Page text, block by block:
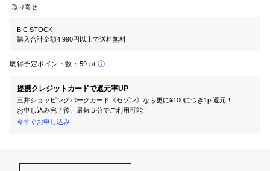
取り寄せ
B.C STOCK
購入合計金額4,990円以上で送料無料
取得予定ポイント数： 59 pt
提携クレジットカードで還元率UP
三井ショッピングパークカード《セゾン》なら更に¥100につき1pt還元！
お申し込み完了後、最短５分でご利用可能！
今すぐお申し込み